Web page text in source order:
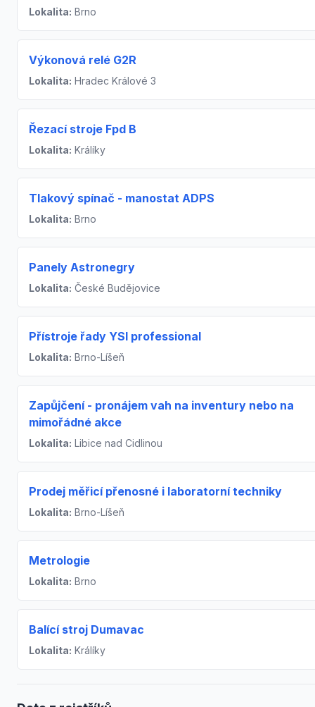
Lokalita: Brno
Výkonová relé G2R
Lokalita: Hradec Králové 3
Řezací stroje Fpd B
Lokalita: Králíky
Tlakový spínač - manostat ADPS
Lokalita: Brno
Panely Astronegry
Lokalita: České Budějovice
Přístroje řady YSI professional
Lokalita: Brno-Líšeň
Zapůjčení - pronájem vah na inventury nebo na
mimořádné akce
Lokalita: Libice nad Cidlinou
Prodej měřicí přenosné i laboratorní techniky
Lokalita: Brno-Líšeň
Metrologie
Lokalita: Brno
Balící stroj Dumavac
Lokalita: Králíky